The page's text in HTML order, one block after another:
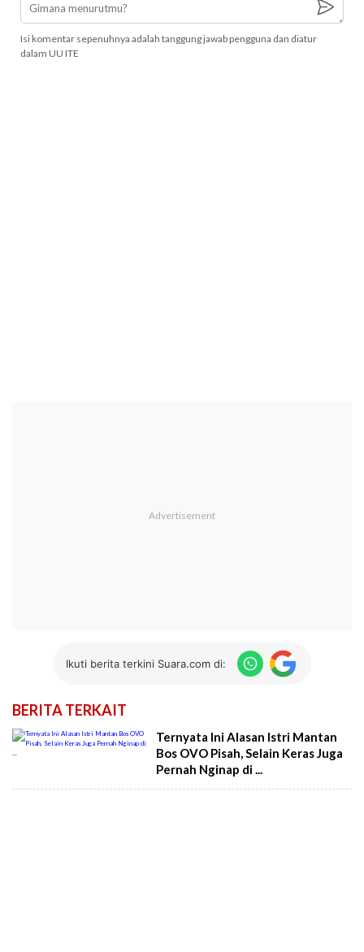
Isi komentar sepenuhnya adalah tanggung jawab pengguna dan diatur
dalam UU ITE
Ikuti berita terkini Suara.com di:
BERITA TERKAIT
Ternyata Ini Alasan Istri Mantan
Bos OVO Pisah, Selain Keras Juga
Pernah Nginap di ...